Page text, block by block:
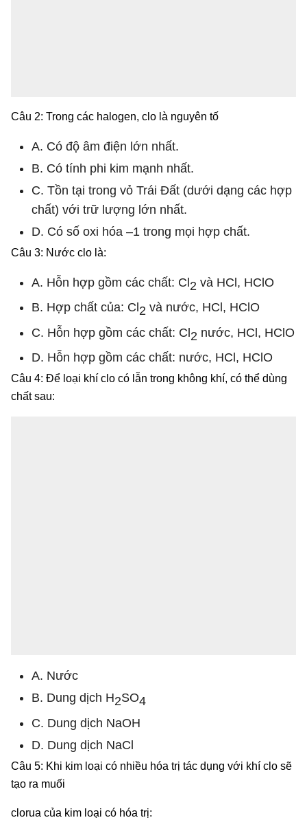
Câu 2: Trong các halogen, clo là nguyên tố
A. Có độ âm điện lớn nhất.
B. Có tính phi kim mạnh nhất.
C. Tồn tại trong vỏ Trái Đất (dưới dạng các hợp
chất) với trữ lượng lớn nhất.
D. Có số oxi hóa –1 trong mọi hợp chất.
Câu 3: Nước clo là:
A. Hỗn hợp gồm các chất: Cl2 và HCl, HClO
B. Hợp chất của: Cl 2 và nước, HCl, HClO
C. Hỗn hợp gồm các chất: Cl2 nước, HCl, HClO
D. Hỗn hợp gồm các chất: nước, HCl, HClO
Câu 4: Để loại khí clo có lẫn trong không khí, có thể dùng
chất sau:
A. Nước
B. Dung dịch H2SO4
C. Dung dịch NaOH
D. Dung dịch NaCl
Câu 5: Khi kim loại có nhiều hóa trị tác dụng với khí clo sẽ
tạo ra muối
clorua của kim loại có hóa trị: